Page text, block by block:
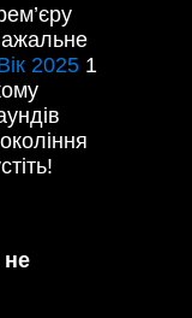
2025 1
не